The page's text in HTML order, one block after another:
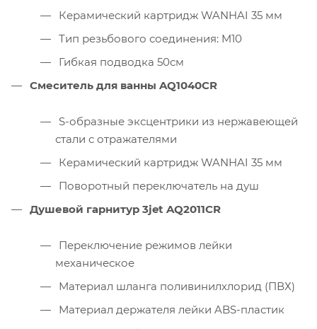
Керамический картридж WANHAI 35 мм
Тип резьбового соединения: M10
Гибкая подводка 50см
Смеситель для ванны AQ1040CR
S-образные эксцентрики из нержавеющей
стали с отражателями
Керамический картридж WANHAI 35 мм
Поворотный переключатель на душ
Душевой гарнитур 3jet AQ2011CR
Переключение режимов лейки
механическое
Материал шланга поливинилхлорид (ПВХ)
Материал держателя лейки ABS-пластик